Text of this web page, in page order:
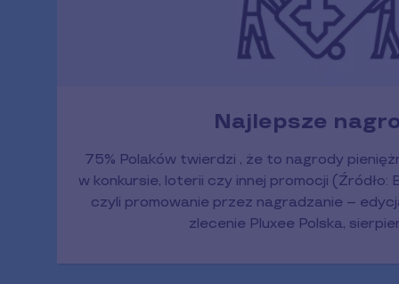
Najlepsze
75% Polaków twierdzi , że to nagrody
w konkursie, loterii czy innej promocji (Źródło:
czyli promowanie przez nagradzanie –
zlecenie Pluxee Polska,